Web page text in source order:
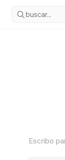
buscar...
Escribo